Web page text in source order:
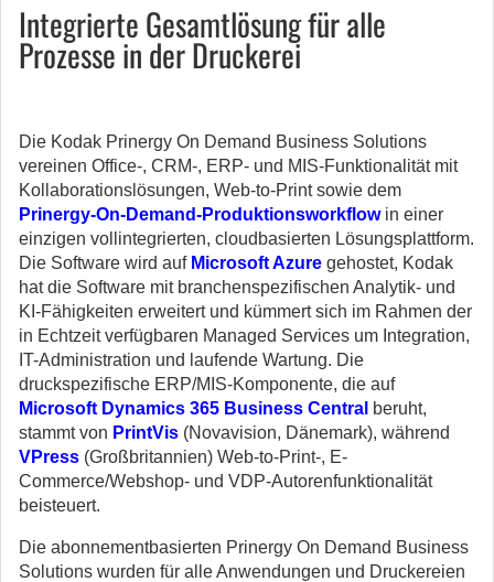
Integrierte Gesamtlösung für alle
Prozesse in der Druckerei
Die Kodak Prinergy On Demand Business Solutions
vereinen Office-, CRM-, ERP- und MIS-Funktionalität mit
Kollaborationslösungen, Web-to-Print sowie dem
Prinergy-On-Demand-Produktionsworkflowin einer
einzigen vollintegrierten, cloudbasierten Lösungsplattform.
Die Software wird auf Microsoft Azure gehostet, Kodak
hat die Software mit branchenspezifischen Analytik- und
KI-Fähigkeiten erweitert und kümmert sich im Rahmen der
in Echtzeit verfügbaren Managed Services um Integration,
IT-Administration und laufende Wartung. Die
druckspezifische ERP/MIS-Komponente, die auf
Microsoft Dynamics 365 Business Central beruht,
stammt von PrintVis (Novavision, Dänemark), während
VPress (Großbritannien) Web-to-Print-, E-
Commerce/Webshop- und VDP-Autorenfunktionalität
beisteuert.
Die abonnementbasierten Prinergy On Demand Business
Solutions wurden für alle Anwendungen und Druckereien